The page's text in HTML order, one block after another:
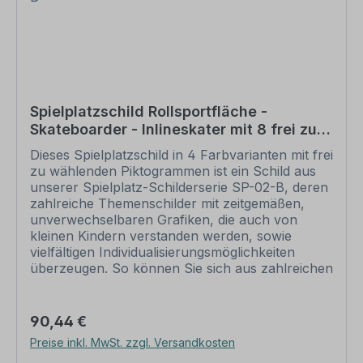
werden, wenn uns Ihre Druckfreigabe vorliegt.
Witterungseinflüssen und erhöht die
Lebensdauer. Bitte beachten Sie, dass
konfigurierte Spielplatzschilder und
Sportplatzschilder individuelle Artikel sind. Ein
Rückgaberecht ist ausdrücklich ausgeschlossen.
Weitere Informationen zu unseren
Piktogrammen, zu ihrer Verwendung sowie eine
Übersicht aller momentan verfügbaren
Piktogramme finden Sie in unserem Download-
Bereich oder HIER.
Spielplatzschild Rollsportfläche -
Skateboarder - Inlineskater mit 8 frei zu
wählenden Piktogrammen – Schilderserie
SP-02-B
Dieses Spielplatzschild in 4 Farbvarianten mit frei
zu wählenden Piktogrammen ist ein Schild aus
unserer Spielplatz-Schilderserie SP-02-B, deren
zahlreiche Themenschilder mit zeitgemäßen,
unverwechselbaren Grafiken, die auch von
kleinen Kindern verstanden werden, sowie
vielfältigen Individualisierungsmöglichkeiten
überzeugen. So können Sie sich aus zahlreichen
zusammenstellen, den Schildertitel und andere
Textinformationen kostenlos ändern wie auch
alle Textinformationen in den Piktogrammen
Regulärer Preis:
90,44 €
Preise inkl. MwSt. zzgl. Versandkosten